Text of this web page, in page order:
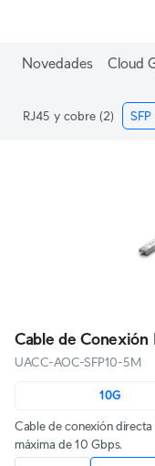
Novedades Cloud
RJ45 y cobre (2)
Cable de
UACC-AOC-SFP10-5M
10G
Cable de conexión
máxima de 10 Gbps.